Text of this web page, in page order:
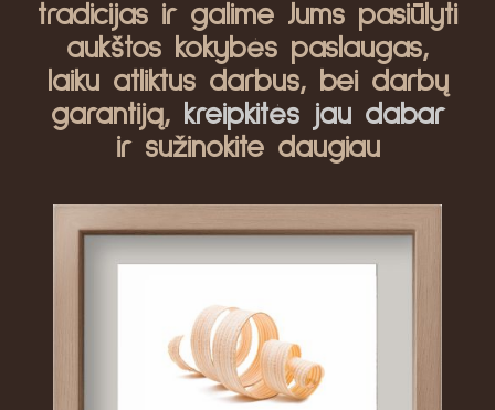
tradicijas ir galime Jums pasiūlyti
aukštos kokybės paslaugas,
laiku atliktus darbus, bei darbų
garantiją, kreipkitės jau dabar
ir sužinokite daugiau